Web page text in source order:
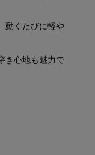
動くたびに軽や
き心地も魅力で